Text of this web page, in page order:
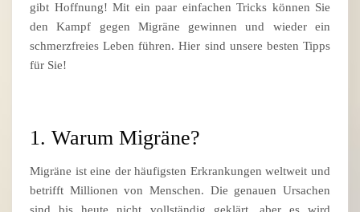
gibt Hoffnung! Mit ein paar einfachen Tricks können Sie
den Kampf gegen Migräne gewinnen und wieder ein
schmerzfreies Leben führen. Hier sind unsere besten Tipps
für Sie!
1. Warum Migräne?
Migräne ist eine der häufigsten Erkrankungen weltweit und
betrifft Millionen von Menschen. Die genauen Ursachen